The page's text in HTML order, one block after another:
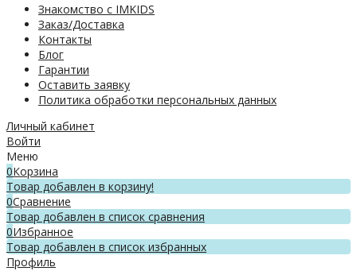
Знакомство с IMKIDS
Заказ/Доставка
Контакты
Блог
Гарантии
Оставить заявку
Политика обработки персональных данных
Личный кабинет
Войти
Меню
0Корзина
Товар добавлен в корзину!
0Сравнение
Товар добавлен в список сравнения
0Избранное
Товар добавлен в список избранных
Профиль